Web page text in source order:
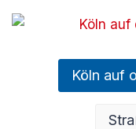
Köln auf